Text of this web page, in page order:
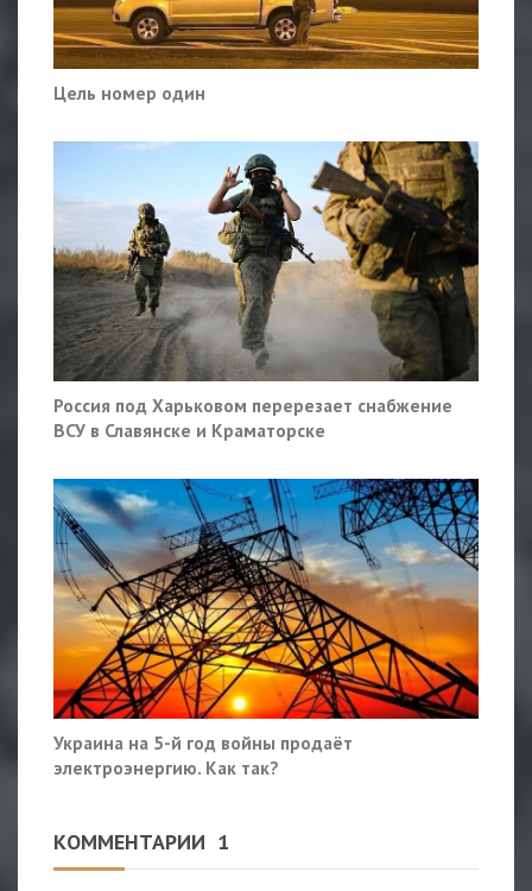
Цель номер один
Россия под Харьковом перерезает снабжение
ВСУ в Славянске и Краматорске
Украина на 5-й год войны продаёт
электроэнергию. Как так?
КОММЕНТАРИИ 1